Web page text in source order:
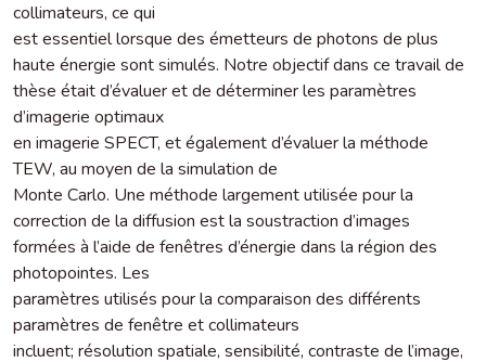
collimateurs, ce qui
est essentiel lorsque des émetteurs de photons de plus
haute énergie sont simulés. Notre objectif dans ce travail de
thèse était d’évaluer et de déterminer les paramètres
d’imagerie optimaux
en imagerie SPECT, et également d’évaluer la méthode
TEW, au moyen de la simulation de
Monte Carlo. Une méthode largement utilisée pour la
correction de la diffusion est la soustraction d’images
formées à l’aide de fenêtres d’énergie dans la région des
photopointes. Les
paramètres utilisés pour la comparaison des différents
paramètres de fenêtre et collimateurs
incluent; résolution spatiale, sensibilité, contraste de l’image,